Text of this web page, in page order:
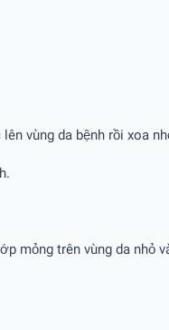
vùng da bệnh rồi xoa
mỏng trên vùng da nhỏ